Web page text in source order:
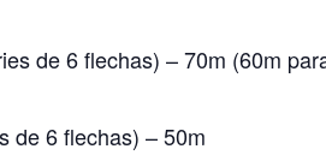
de 6 flechas) – 70m (60m
de 6 flechas) – 50m